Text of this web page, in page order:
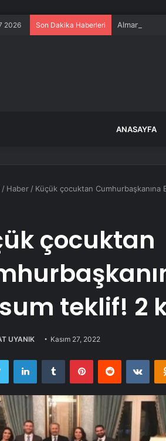
2026 Son Dakika Haberleri Almanya,
ANASAYFA
/ Haber / Küçük çocuktan
çocuktan
teklif! 2
UYANIK Kasım 27, 2022
Twitter LinkedInTumblr PinterestReddit